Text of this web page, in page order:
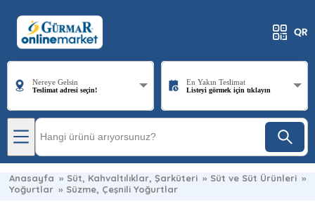
Nereye Gelsin
Teslimat adresi seçin!
En Yakın Teslimat
Listeyi görmek için tıklayın
Anasayfa » Süt, Kahvaltılıklar, Şarküteri » Süt ve Süt Ürünleri »
Yoğurtlar » Süzme, Çeşnili Yoğurtlar